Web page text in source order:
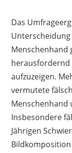
Das
Menschenhand
herausfordernd
aufzuzeigen.
vermutete
Menschenhand
Insbesondere
Jährigen
Bildkomposition